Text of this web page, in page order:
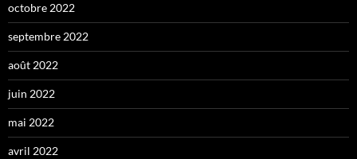
octobre 2022
septembre 2022
août 2022
juin 2022
mai 2022
avril 2022